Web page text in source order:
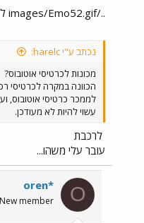
../images/Emo52.gif לרכבת
נכתב ע"י harelc:
מכונות לכרטיסי אוטובוס?
הכוונה במקרה לכרטיסי
לממכר כרטיסי אוטובוס,
עשוי להיות לא מעודכן.
לרכבת
עובר עלי משהו...
O
oren*
New member